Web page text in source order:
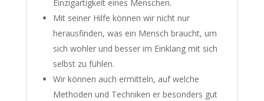
Einzigartigkeit eines Menschen.
Mit seiner Hilfe können wir nicht nur
herausfinden, was ein Mensch braucht, um
sich wohler und besser im Einklang mit sich
selbst zu fühlen.
Wir können auch ermitteln, auf welche
Methoden und Techniken er besonders gut